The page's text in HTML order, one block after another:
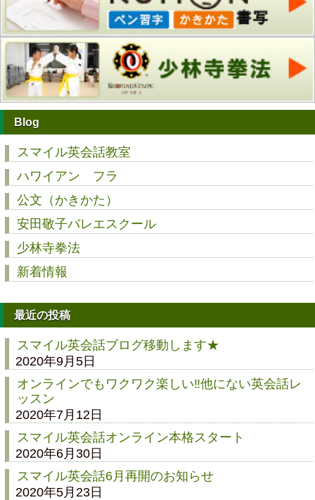
Blog
スマイル英会話教室
ハワイアン フラ
公文（かきかた）
安田敬子バレエスクール
少林寺拳法
新着情報
最近の投稿
スマイル英会話ブログ移動します★
2020年9月5日
オンラインでもワクワク楽しい‼他にない英会話レ
ッスン
2020年7月12日
スマイル英会話オンライン本格スタート
2020年6月30日
スマイル英会話6月再開のお知らせ
2020年5月23日